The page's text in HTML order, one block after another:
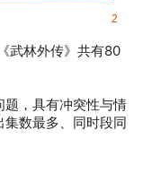
2
武林外传》共有80
，具有冲突性与情
数最多、同时段同